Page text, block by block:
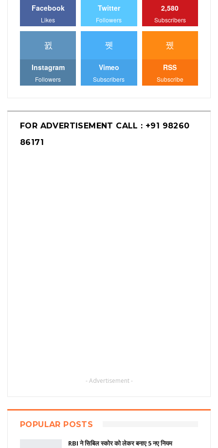
Facebook
Likes
Twitter
Followers
2,580
Subscribers
Instagram
Followers
Vimeo
Subscribers
RSS
Subscribe
FOR ADVERTISEMENT CALL : +91 98260
86171
- Advertisement -
POPULAR POSTS
RBI ने सिबिल स्कोर को लेकर बनाए 5 नए नियम